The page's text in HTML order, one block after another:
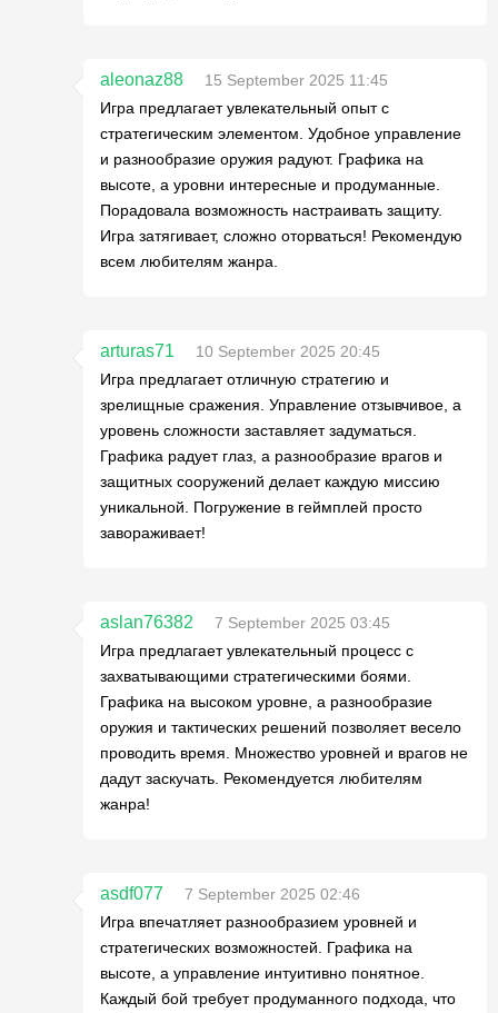
aleonaz88
15 September 2025 11:45
Игра предлагает увлекательный опыт с
стратегическим элементом. Удобное управление
и разнообразие оружия радуют. Графика на
высоте, а уровни интересные и продуманные.
Порадовала возможность настраивать защиту.
Игра затягивает, сложно оторваться! Рекомендую
всем любителям жанра.
arturas71
10 September 2025 20:45
Игра предлагает отличную стратегию и
зрелищные сражения. Управление отзывчивое, а
уровень сложности заставляет задуматься.
Графика радует глаз, а разнообразие врагов и
защитных сооружений делает каждую миссию
уникальной. Погружение в геймплей просто
завораживает!
aslan76382
7 September 2025 03:45
Игра предлагает увлекательный процесс с
захватывающими стратегическими боями.
Графика на высоком уровне, а разнообразие
оружия и тактических решений позволяет весело
проводить время. Множество уровней и врагов не
дадут заскучать. Рекомендуется любителям
жанра!
asdf077
7 September 2025 02:46
Игра впечатляет разнообразием уровней и
стратегических возможностей. Графика на
высоте, а управление интуитивно понятное.
Каждый бой требует продуманного подхода, что